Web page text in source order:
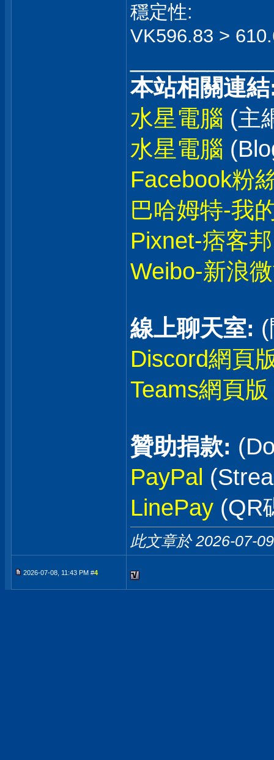
穩定性:
VK596.83 >
本站相關連
水星電腦 (主
水星電腦
Facebook粉
巴哈姆特-我
Pixnet-痞客邦
Weibo-新浪
線上聊天室:
Discord網頁
Teams網頁版
贊助捐款:
PayPal
LinePay (QR
此文章於 2026-07-
2026-07-08, 11:43 PM #4